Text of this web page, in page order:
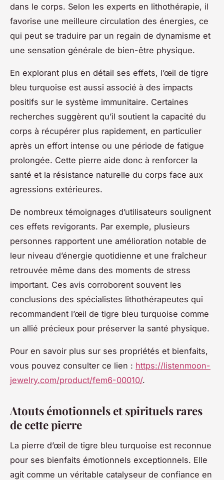
dans le corps. Selon les experts en lithothérapie, il
favorise une meilleure circulation des énergies, ce
qui peut se traduire par un regain de dynamisme et
une sensation générale de bien-être physique.
En explorant plus en détail ses effets, l’œil de tigre
bleu turquoise est aussi associé à des impacts
positifs sur le système immunitaire. Certaines
recherches suggèrent qu’il soutient la capacité du
corps à récupérer plus rapidement, en particulier
après un effort intense ou une période de fatigue
prolongée. Cette pierre aide donc à renforcer la
santé et la résistance naturelle du corps face aux
agressions extérieures.
De nombreux témoignages d’utilisateurs soulignent
ces effets revigorants. Par exemple, plusieurs
personnes rapportent une amélioration notable de
leur niveau d’énergie quotidienne et une fraîcheur
retrouvée même dans des moments de stress
important. Ces avis corroborent souvent les
conclusions des spécialistes lithothérapeutes qui
recommandent l’œil de tigre bleu turquoise comme
un allié précieux pour préserver la santé physique.
Pour en savoir plus sur ses propriétés et bienfaits,
vous pouvez consulter ce lien : https://listenmoon-
jewelry.com/product/fem6-00010/.
Atouts émotionnels et spirituels rares
de cette pierre
La pierre d’œil de tigre bleu turquoise est reconnue
pour ses bienfaits émotionnels exceptionnels. Elle
agit comme un véritable catalyseur de confiance en